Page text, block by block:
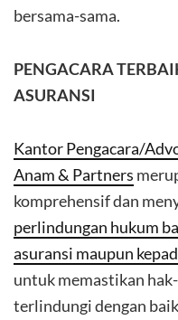
bersama-sama.
PENGACARA
ASURANSI
Kantor Pengacara/
Anam & Partners
komprehensif dan
perlindungan hukum
asuransi maupun
untuk memastikan
terlindungi dengan